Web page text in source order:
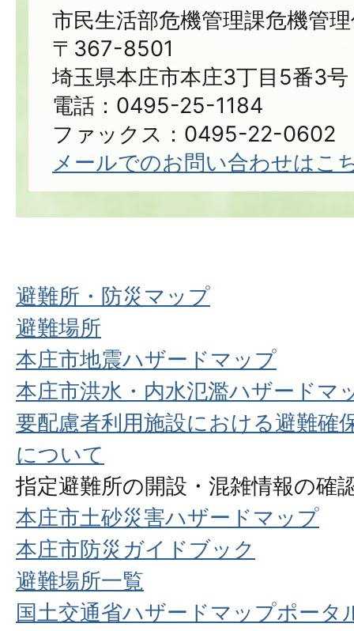
市民生活部危機管理課危機管
〒367-8501
埼玉県本庄市本庄3丁目5番3号
電話：0495-25-1184
ファックス：0495-22-0602
メールでのお問い合わせはこ
避難所・防災マップ
避難場所
本庄市地震ハザードマップ
本庄市洪水・内水氾濫ハザードマ
要配慮者利用施設における避難確
について
指定避難所の開設・混雑情報の確
本庄市土砂災害ハザードマップ
本庄市防災ガイドブック
避難場所一覧
国土交通省ハザードマップポータ